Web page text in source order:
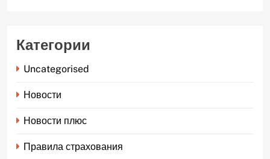
Категории
Uncategorised
Новости
Новости плюс
Правила страхования